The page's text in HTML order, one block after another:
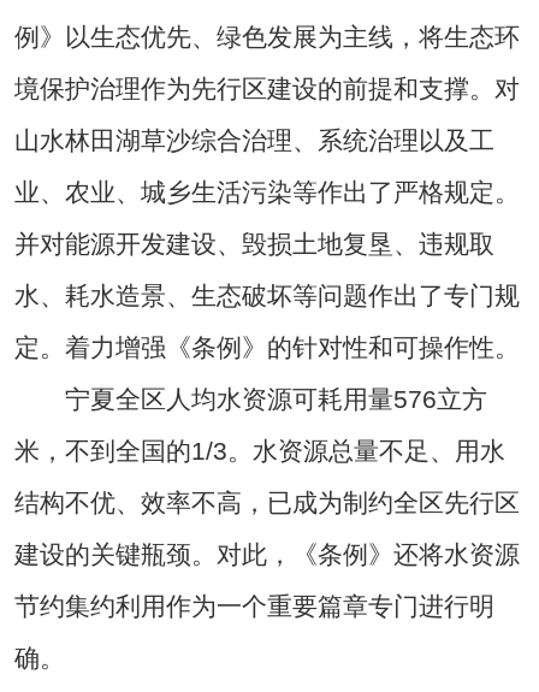
例》以生态优先、绿色发展为主线，将生态环
境保护治理作为先行区建设的前提和支撑。对
山水林田湖草沙综合治理、系统治理以及工
业、农业、城乡生活污染等作出了严格规定。
并对能源开发建设、毁损土地复垦、违规取
水、耗水造景、生态破坏等问题作出了专门规
定。着力增强《条例》的针对性和可操作性。
宁夏全区人均水资源可耗用量576立方
米，不到全国的1/3。水资源总量不足、用水
结构不优、效率不高，已成为制约全区先行区
建设的关键瓶颈。对此，《条例》还将水资源
节约集约利用作为一个重要篇章专门进行明
确。